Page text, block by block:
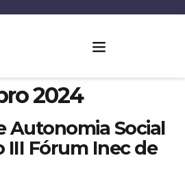
2024
Autonomia Social
III Fórum Inec de